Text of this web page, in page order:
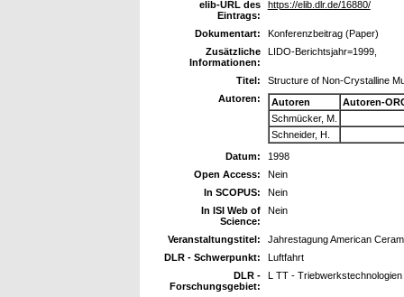
elib-URL des
Eintrags:
https://elib.dlr.de/16880/
Dokumentart:
Konferenzbeitrag (Paper)
Zusätzliche
Informationen:
LIDO-Berichtsjahr=1999,
Titel:
Structure of Non-Crystalline
Autoren:
Autoren
Autoren-
Schmücker, M.
Schneider, H.
Datum:
1998
Open Access:
Nein
In SCOPUS:
Nein
In ISI Web of
Science:
Nein
Veranstaltungstitel:
Jahrestagung American
DLR - Schwerpunkt:
Luftfahrt
DLR -
Forschungsgebiet:
L TT - Triebwerkstechnologien